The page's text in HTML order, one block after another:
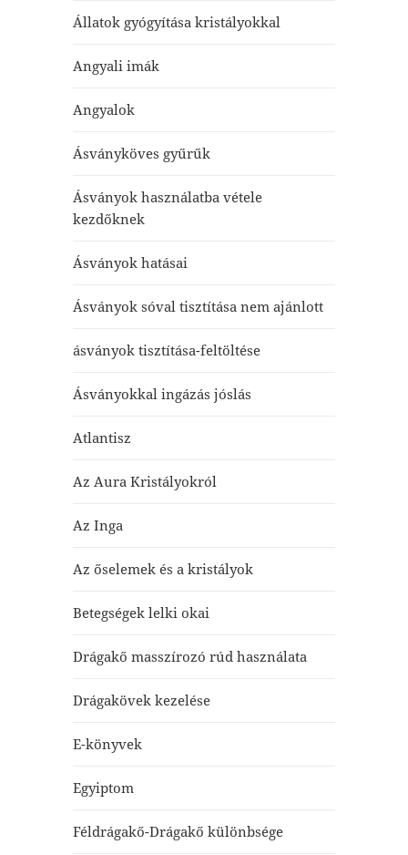
Állatok gyógyítása kristályokkal
Angyali imák
Angyalok
Ásványköves gyűrűk
Ásványok használatba vétele
kezdőknek
Ásványok hatásai
Ásványok sóval tisztítása nem ajánlott
ásványok tisztítása-feltöltése
Ásványokkal ingázás jóslás
Atlantisz
Az Aura Kristályokról
Az Inga
Az őselemek és a kristályok
Betegségek lelki okai
Drágakő masszírozó rúd használata
Drágakövek kezelése
E-könyvek
Egyiptom
Féldrágakő-Drágakő különbsége